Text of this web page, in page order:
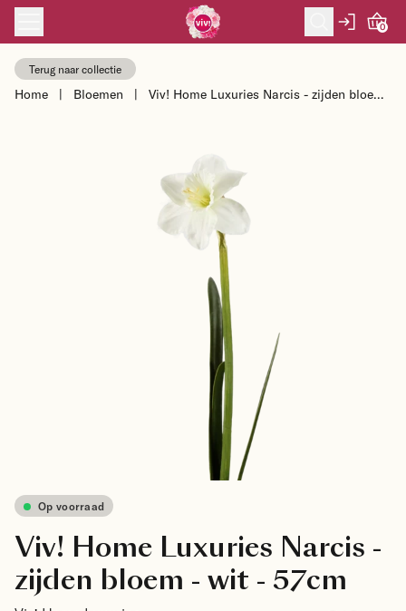
Skip to content
0
Terug naar collectie
Home | Bloemen |
Viv! Home Luxuries Narcis - zijden bloem
Op voorraad
Viv! Home Luxuries Narcis -
zijden bloem - wit - 57cm